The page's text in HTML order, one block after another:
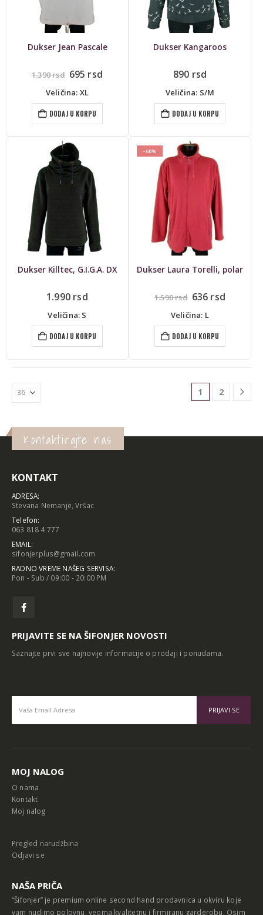
Dukser Jean Pascale
1.390rsd Originalna
je
bila:
1.390 rsd.
695 rsd
695 rsd.
Veličina: XL
DODAJ U KORPU
Dukser Kangaroos
890 rsd
Veličina: S/M
DODAJ U KORPU
Dukser Killtec, G.I.G.A. DX
1.990 rsd
Veličina: S
DODAJ U KORPU
-60%
Dukser Laura Torelli, polar
1.590rsd Originalna
je
bila:
1.590 rsd.
636 rsd
636 rsd.
Veličina: L
DODAJ U KORPU
1 2
Kontaktirajte nas
KONTAKT
ADRESA:
Stevana Nemanje, Vršac
Telefon:
063 818 4 777
EMAIL:
sifonjerplus@gmail.com
RADNO VREME NAŠEG SERVISA:
Pon - Sub / 09:00 - 20:00 PM
PRIJAVITE SE NA ŠIFONJER NOVOSTI
Saznajte prvi sve najnovije informacije o prodaji i ponudama.
MOJ NALOG
O nama
Kontakt
Moj nalog
Pregled narudžbina
Odjavi se
NAŠA PRIČA
“Šifonjer” je premium online second hand prodavnica u okviru koje
vam nudimo polovnu, veoma kvalitetnu i firmiranu garderobu. Osim